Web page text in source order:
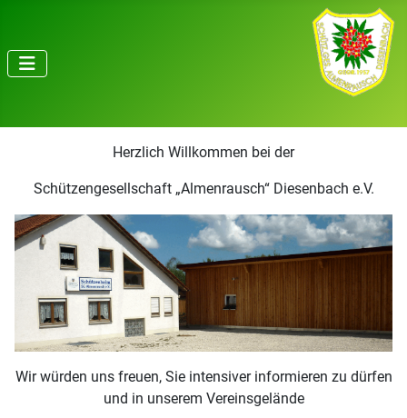
Herzlich Willkommen bei der
Schützengesellschaft „Almenrausch“ Diesenbach e.V.
Wir würden uns freuen, Sie intensiver informieren zu dürfen
und in unserem Vereinsgelände